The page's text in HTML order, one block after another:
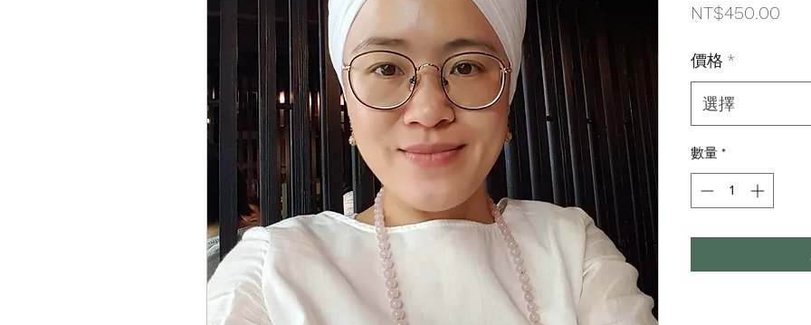
NT$450.00價
價格 *
選擇
數量 *